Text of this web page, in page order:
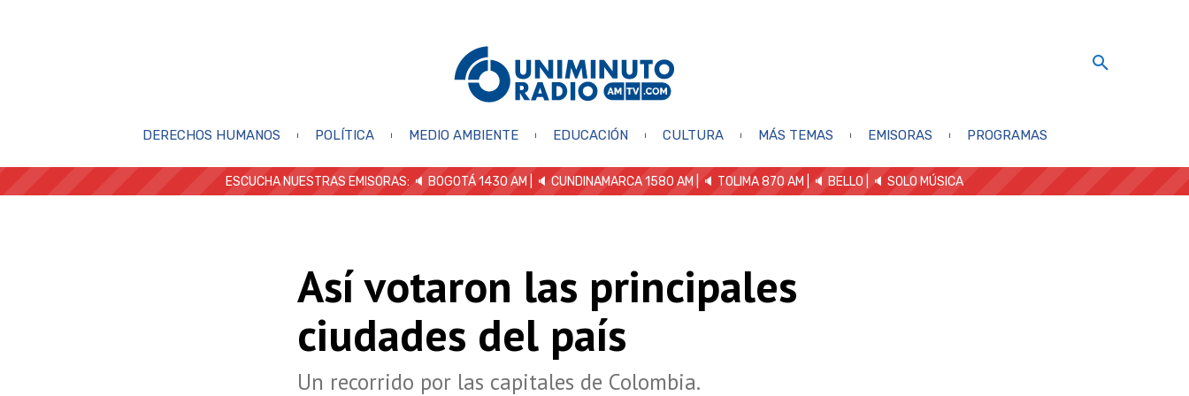
DERECHOS HUMANOS POLÍTICA MEDIO AMBIENTE EDUCACIÓN CULTURA MÁS TEMAS EMISORAS PROGRAMAS
ESCUCHA NUESTRAS EMISORAS: 🔈 BOGOTÁ 1430 AM | 🔈 CUNDINAMARCA 1580 AM | 🔈 TOLIMA 870 AM | 🔈 BELLO 🔈 SOLO MÚSICA
Así votaron las principales
ciudades del país
Un recorrido por las capitales de Colombia.